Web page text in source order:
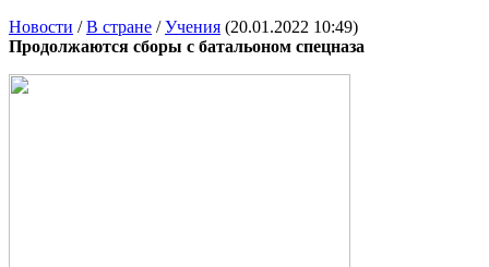
Новости /В стране /Учения (20.01.2022 10:49)
Продолжаются сборы с батальоном спецназа